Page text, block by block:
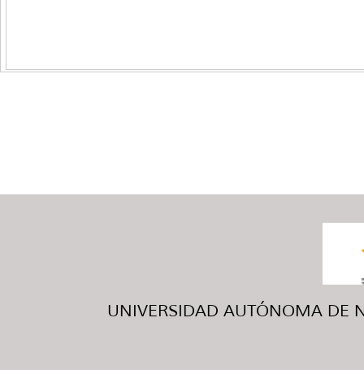
UNIVERSIDAD AUTÓNOMA DE